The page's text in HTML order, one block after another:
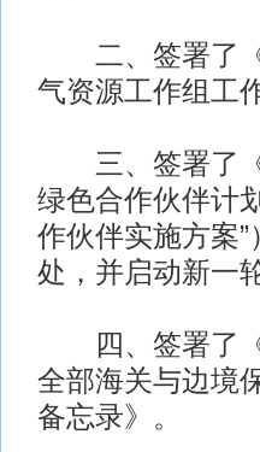
二、签署了《
气资源工作组工
三、签署了《
绿色合作伙伴计
作伙伴实施方案
处，并启动新一
四、签署了《
全部海关与边境
备忘录》。